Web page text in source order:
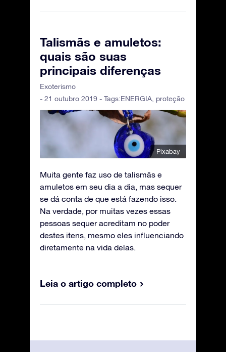
Talismãs e amuletos:
quais são suas
principais diferenças
Exoterismo
- 21 outubro 2019 - Tags:ENERGIA proteção
Pixabay
Muita gente faz uso de talismãs e
amuletos em seu dia a dia, mas sequer
se dá conta de que está fazendo isso.
Na verdade, por muitas vezes essas
pessoas sequer acreditam no poder
destes itens, mesmo eles influenciando
diretamente na vida delas.
Leia o artigo completo